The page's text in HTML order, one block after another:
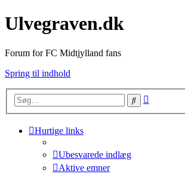
Ulvegraven.dk
Forum for FC Midtjylland fans
Spring til indhold
Søg
Hurtige links
Ubesvarede indlæg
Aktive emner